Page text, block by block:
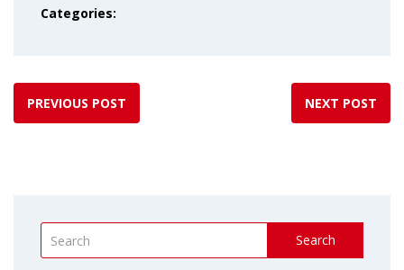
Categories:
PREVIOUS POST NEXT POST
Search